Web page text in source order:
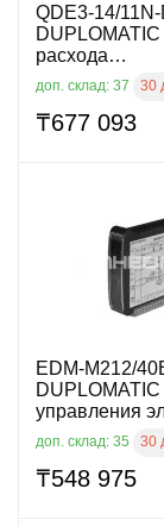
QDE3-14/
DUPLOMATIC
расхода
CETOP
доп. склад: 37 30
₸677 093
EDM-M212/
управления
для
доп. склад: 35 30
₸548 975